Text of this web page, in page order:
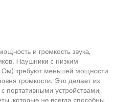
и громкость звука,
Наушники с низким
Ом) требуют меньшей мощности
громкости. Это делает их
портативными устройствами,
которые не всегда способны